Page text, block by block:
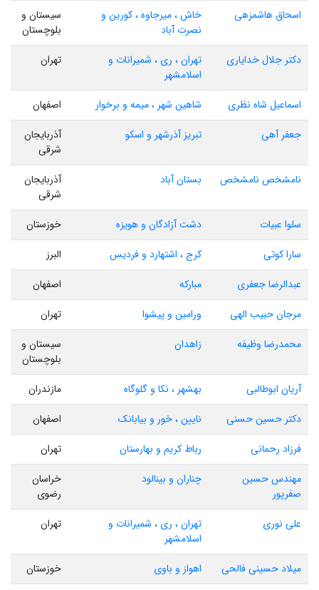
اسحاق هاشمزهی
خاش ، میرجاوه ، کورین و
نصرت آباد
سیستان و
بلوچستان
دکتر جلال خدایاری
تهران ، ری ، شمیرانات و
اسلامشهر
تهران
اسماعیل شاه نظری شاهین شهر ، میمه و برخوار
اصفهان
جعفر آهی
تبریز آذرشهر و اسکو
آذربایجان
شرقی
نامشخص نامشخص
بستان آباد
آذربایجان
شرقی
سلوا عبیات
دشت آزادگان و هویزه
خوزستان
سارا کوتی
کرج ، اشتهارد و فردیس
البرز
عبدالرضا جعفری
مبارکه
اصفهان
مرجان حبیب الهی
ورامین و پیشوا
تهران
محمدرضا وظیفه
زاهدان
سیستان و
بلوچستان
آریان ابوطالبی
بهشهر ، نکا و گلوگاه
مازندران
دکتر حسین حسنی
نایین ، خور و بیابانک
اصفهان
فرزاد رحمانی
رباط کریم و بهارستان
تهران
مهندس حسین
صفرپور
چناران و بینالود
خراسان
رضوی
علی نوری
تهران ، ری ، شمیرانات و
اسلامشهر
تهران
میلاد حسینی فالحی اهواز و باوی
خوزستان